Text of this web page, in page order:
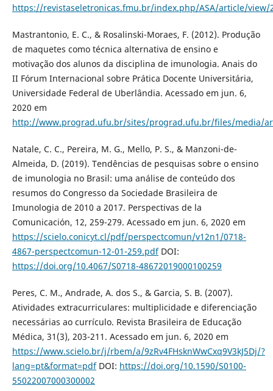
https://revistaseletronicas.fmu.br/index.php/ASA/article/view/
Mastrantonio, E. C., & Rosalinski-Moraes, F. (2012). Produção
de maquetes como técnica alternativa de ensino e
motivação dos alunos da disciplina de imunologia. Anais do
II Fórum Internacional sobre Prática Docente Universitária,
Universidade Federal de Uberlândia. Acessado em jun. 6,
2020 em
http://www.prograd.ufu.br/sites/prograd.ufu.br/files/media/
Natale, C. C., Pereira, M. G., Mello, P. S., & Manzoni-de-
Almeida, D. (2019). Tendências de pesquisas sobre o ensino
de imunologia no Brasil: uma análise de conteúdo dos
resumos do Congresso da Sociedade Brasileira de
Imunologia de 2010 a 2017. Perspectivas de la
Comunicación, 12, 259-279. Acessado em jun. 6, 2020 em
https://scielo.conicyt.cl/pdf/perspectcomun/v12n1/0718-
4867-perspectcomun-12-01-259.pdfDOI:
https://doi.org/10.4067/S0718-48672019000100259
Peres, C. M., Andrade, A. dos S., & Garcia, S. B. (2007).
Atividades extracurriculares: multiplicidade e diferenciação
necessárias ao currículo. Revista Brasileira de Educação
Médica, 31(3), 203-211. Acessado em jun. 6, 2020 em
https://www.scielo.br/j/rbem/a/9zRv4FHsknWwCxq9V3kJ5Dj/?
lang=pt&format=pdfDOI: https://doi.org/10.1590/S0100-
55022007000300002